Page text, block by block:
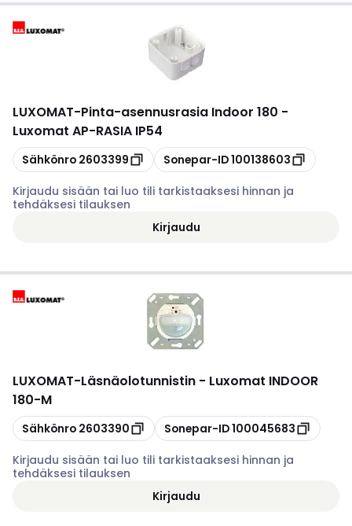
LUXOMAT-Pinta-asennusrasia Indoor 180 -
Luxomat AP-RASIA IP54
Kopioi
Sähkönro 2603399 Kopioi
Sonepar-ID100138603
Kirjaudu sisään tai luo tili tarkistaaksesi hinnan ja
tehdäksesi tilauksen
Kirjaudu
LUXOMAT-Läsnäolotunnistin - Luxomat INDOOR
180-M
Kopioi
Sähkönro 2603390 Kopioi
Sonepar-ID100045683
Kirjaudu sisään tai luo tili tarkistaaksesi hinnan ja
tehdäksesi tilauksen
Kirjaudu